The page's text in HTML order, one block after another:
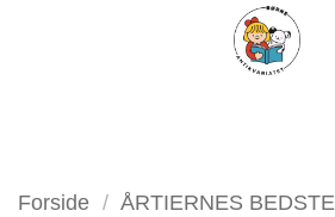
FILTER
Forside / ÅRTIERNES BEDSTE